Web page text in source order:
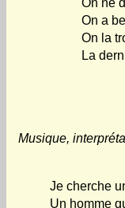
On a
On la
La
Musique,
Je cherche
Un homme